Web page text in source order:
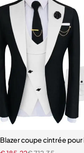
Blazer coupe cintrée